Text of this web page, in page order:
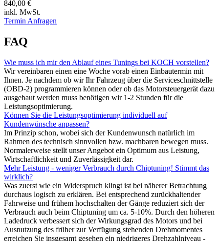
840,00 €
inkl. MwSt.
Termin Anfragen
FAQ
Wie muss ich mir den Ablauf eines Tunings bei KOCH vorstellen?
Wir vereinbaren einen eine Woche vorab einen Einbautermin mit
Ihnen. Je nachdem ob wir Ihr Fahrzeug über die Serviceschnittstelle
(OBD-2) programmieren können oder ob das Motorsteuergerät dazu
ausgebaut werden muss benötigen wir 1-2 Stunden für die
Leistungsoptimierung.
Können Sie die Leistungsoptimierung individuell auf
Kundenwünsche anpassen?
Im Prinzip schon, wobei sich der Kundenwunsch natürlich im
Rahmen des technisch sinnvollen bzw. machbaren bewegen muss.
Normalerweise stellt unser Angebot ein Optimum aus Leistung,
Wirtschaftlichkeit und Zuverlässigkeit dar.
Mehr Leistung - weniger Verbrauch durch Chiptuning! Stimmt das
wirklich?
Was zuerst wie ein Widerspruch klingt ist bei näherer Betrachtung
durchaus logisch zu erklären. Bei entsprechend zurückhaltender
Fahrweise und frühem hochschalten der Gänge reduziert sich der
Verbrauch auch beim Chiptuning um ca. 5-10%. Durch den höheren
Ladedruck verbessert sich der Wirkungsgrad des Motors und bei
Ausnutzung des früher zur Verfügung stehenden Drehmomentes
erreichen Sie insgesamt gesehen ein niedrigeres Drehzahlniveau -